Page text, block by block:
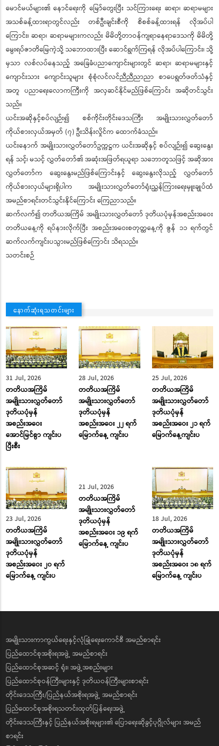
မောင်မယ်များ၏ နောင်ရေးကို မြော်တွေးပြီး သင်ကြားရေး ဆရာ၊ ဆရာမများ
အသစ်ခန့်ထားရာတွင်လည်း တစ်ဦးချင်းစီကို စိစစ်ခန့်ထားရန် လိုအပ်ပါ
ကြောင်း၊ ဆရာ၊ ဆရာမများကလည်း မိမိတို့တာဝန်ကျရာနေရာဒေသကို မိမိတို့
မွေးရပ်ဇာတိမြေကဲ့သို့ သဘောထားပြီး ဆောင်ရွက်ကြရန် လိုအပ်ပါကြောင်း၊ သို့
မှသာ လစ်လပ်နေသည့် အခြေခံပညာကျောင်းများတွင် ဆရာ၊ ဆရာမများနှင့်
ကျောင်းသား ကျောင်းသူများ စုံစုံလင်လင်ညီညီညာညာ စာပေရွတ်ဖတ်သံနှင့်
အတူ ပညာရေးလောကကြီးကို အလှဆင်နိုင်မည်ဖြစ်ကြောင်း အဆိုတင်သွင်း
သည်။
ယင်းအဆိုနှင့်စပ်လျဉ်း၍ စစ်ကိုင်းတိုင်းဒေသကြီး အမျိုးသားလွှတ်တော်
ကိုယ်စားလှယ်အမှတ် (၇) ဦးသိန်းလှိုင်က ထောက်ခံသည်။
ယင်းနောက် အမျိုးသားလွှတ်တော်ဥက္ကဋ္ဌက ယင်းအဆိုနှင့် စပ်လျဉ်း၍ ဆွေးနွေး
ရန် သင့်၊ မသင့် လွှတ်တော်၏ အဆုံးအဖြတ်ရယူရာ သဘောတူသဖြင့် အဆိုအား
လွှတ်တော်က ဆွေးနွေးမည်ဖြစ်ကြောင်းနှင့် ဆွေးနွေးလိုသည့် လွှတ်တော်
ကိုယ်စားလှယ်များရှိပါက အမျိုးသားလွှတ်တော်ရုံးညွှန်ကြားရေးမှူးချုပ်ထံ
အမည်စာရင်းတင်သွင်းနိုင်ကြောင်း ကြေညာသည်။
ဆက်လက်၍ တတိယအကြိမ် အမျိုးသားလွှတ်တော် ဒုတိယပုံမှန်အစည်းအဝေး
တတိယနေ့ကို ရပ်နားလိုက်ပြီး အစည်းအဝေးစတုတ္ထနေ့ကို ဇွန် ၁၁ ရက်တွင်
ဆက်လက်ကျင်းပသွားမည်ဖြစ်ကြောင်း သိရသည်။
သတင်းစဉ်
နောက်ဆုံးရသတင်းများ
31 Jul, 2026
တတိယအကြိမ်
အမျိုးသားလွှတ်တော်
ဒုတိယပုံမှန်
အစည်းအဝေး
အောင်မြင်စွာ ကျင်းပ
ပြီးစီး
28 Jul, 2026
တတိယအကြိမ်
အမျိုးသားလွှတ်တော်
ဒုတိယပုံမှန်
အစည်းအဝေး ၂၂ ရက်
မြောက်နေ့ ကျင်းပ
25 Jul, 2026
တတိယအကြိမ်
အမျိုးသားလွှတ်တော်
ဒုတိယပုံမှန်
အစည်းအဝေး ၂၁ ရက်
မြောက်နေ့ကျင်းပ
23 Jul, 2026
တတိယအကြိမ်
အမျိုးသားလွှတ်တော်
ဒုတိယပုံမှန်
အစည်းအဝေး ၂၀ ရက်
မြောက်နေ့ ကျင်းပ
21 Jul, 2026
တတိယအကြိမ်
အမျိုးသားလွှတ်တော်
18 Jul, 2026
တတိယအကြိမ်
အမျိုးသားလွှတ်တော်
ဒုတိယပုံမှန်
အစည်းအဝေး ၁၈ ရက်
မြောက်နေ့ ကျင်းပ
အမျိုးသားကာကွယ်ရေးနှင့်လုံခြုံရေးကောင်စီ အမည်စာရင်း
ပြည်ထောင်စုအစိုးရအဖွဲ့ အမည်စာရင်း
ပြည်ထောင်စုအဆင့် ရုံး၊ အဖွဲ့အစည်းများ
ပြည်ထောင်စုဝန်ကြီးများနှင့် ဒုတိယဝန်ကြီးများစာရင်း
တိုင်းဒေသကြီး/ပြည်နယ်အစိုးရအဖွဲ့ အမည်စာရင်း
ပြည်ထောင်စုအစိုးရသတင်းထုတ်ပြန်ရေးအဖွဲ့
တိုင်းဒေသကြီးနှင့် ပြည်နယ်အစိုးရများ၏ ပြောရေးဆိုခွင့်ပုဂ္ဂိုလ်များ အမည်
စာရင်း